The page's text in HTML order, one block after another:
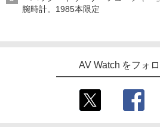
腕時計。1985本限定
AV Watch をフォ